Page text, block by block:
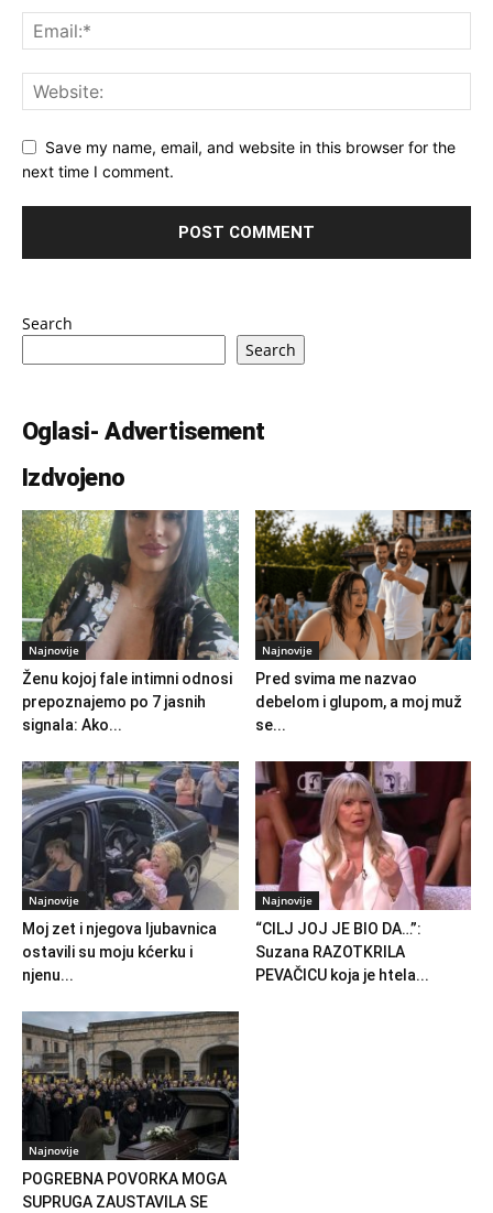
Save my name, email, and website in this browser for the
next time I comment.
Search
Search
Oglasi- Advertisement
Izdvojeno
Najnovije
Ženu kojoj fale intimni odnosi
prepoznajemo po 7 jasnih
signala: Ako...
Najnovije
Pred svima me nazvao
debelom i glupom, a moj muž
se...
Najnovije
Moj zet i njegova ljubavnica
ostavili su moju kćerku i
njenu...
Najnovije
“CILJ JOJ JE BIO DA…”:
Suzana RAZOTKRILA
PEVAČICU koja je htela...
Najnovije
POGREBNA POVORKA MOGA
SUPRUGA ZAUSTAVILA SE